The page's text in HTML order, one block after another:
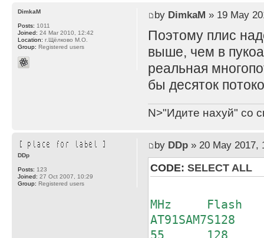
by DimkaM » 19 May
Поэтому плис
выше, чем в
реальная
бы десяток
N>"Идите нахуй" со
DimkaM
Posts: 1011
Joined: 24 Mar 2010, 12:42
Location: г.Щёлково М.О.
Group: Registered users
by DDp» 20 May 2017,
CODE: SELECT ALL
MHz Flash
DDp
Posts: 123
Joined: 27 Oct 2007, 10:29
Group: Registered users